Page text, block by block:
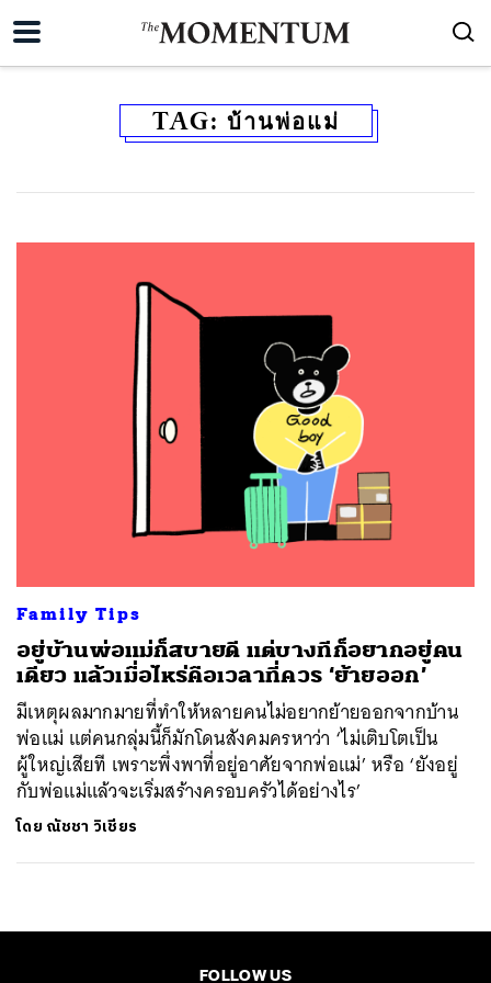
TAG: บ้านพ่อแม่
Family Tips
อยู่บ้านพ่อแม่ก็สบายดี แต่บางทีก็อยากอยู่คน
เดียว แล้วเมื่อไหร่คือเวลาที่ควร ‘ย้ายออก’
มีเหตุผลมากมายที่ทำให้หลายคนไม่อยากย้ายออกจากบ้าน
พ่อแม่ แต่คนกลุ่มนี้ก็มักโดนสังคมครหาว่า ‘ไม่เติบโตเป็น
ผู้ใหญ่เสียที เพราะพึ่งพาที่อยู่อาศัยจากพ่อแม่’ หรือ ‘ยังอยู่
กับพ่อแม่แล้วจะเริ่มสร้างครอบครัวได้อย่างไร’
โดย ณัชชา วิเชียร
FOLLOW US